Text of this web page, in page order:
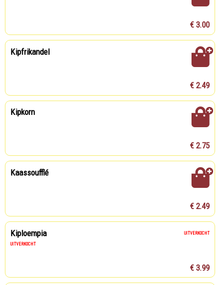
€ 3.00
Kipfrikandel
€ 2.49
Kipkorn
€ 2.75
Kaassoufflé
€ 2.49
Kiploempia
UITVERKOCHT
UITVERKOCHT
€ 3.99